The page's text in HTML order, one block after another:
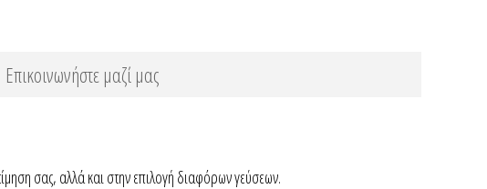
Επικοινωνήστε μαζί μας
σας, αλλά και στην επιλογή διαφόρων γεύσεων.